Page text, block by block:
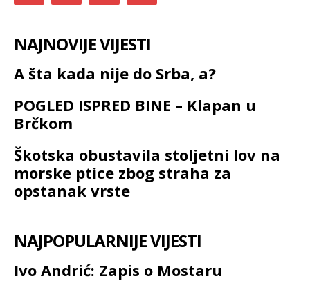
NAJNOVIJE VIJESTI
A šta kada nije do Srba, a?
POGLED ISPRED BINE – Klapan u
Brčkom
Škotska obustavila stoljetni lov na
morske ptice zbog straha za
opstanak vrste
NAJPOPULARNIJE VIJESTI
Ivo Andrić: Zapis o Mostaru